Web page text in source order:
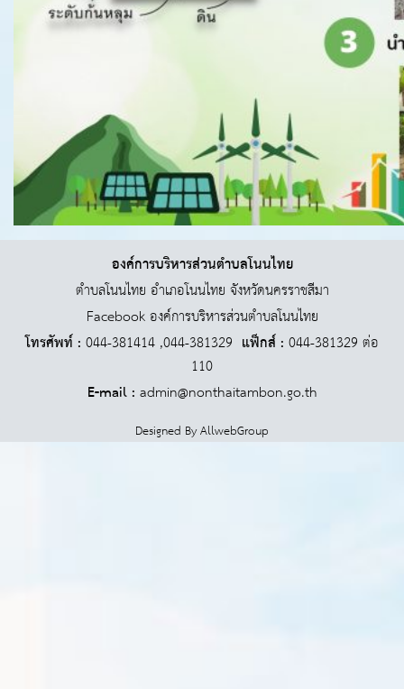
องค์การบริหารส่วนตำบลโนนไทย
ตำบลโนนไทย อำเภอโนนไทย จังหวัดนครราชสีมา
Facebook องค์การบริหารส่วนตำบลโนนไทย
โทรศัพท์ : 044-381414 ,044-381329 แฟ็กส์ : 044-381329 ต่อ
110
E-mail : admin@nonthaitambon.go.th
Designed ByAllwebGroup